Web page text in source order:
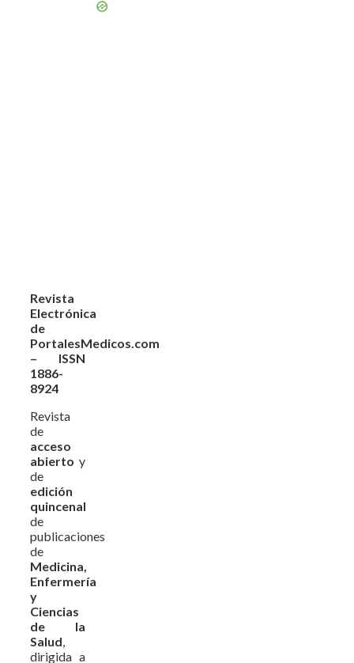
Revista
Electrónica
de
PortalesMedicos.com
– ISSN
1886-
8924
Revista
de
acceso
abierto y
de
edición
quincenal
de
publicaciones
de
Medicina,
Enfermería
y
Ciencias
de la
Salud,
dirigida a